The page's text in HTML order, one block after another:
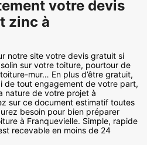
votre devis
zinc à
notre site votre devis gratuit si
sur votre toiture, pourtour de
mur… En plus d’être gratuit,
de tout engagement de votre part,
nature de votre projet à
sur ce document estimatif toutes
besoin pour bien préparer
à Franquevielle. Simple, rapide
recevable en moins de 24